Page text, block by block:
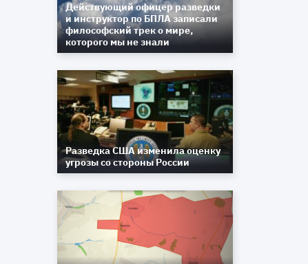
Действующий офицер разведки
и инструктор по БПЛА записали
философский трек о мире,
которого мы не знали
Разведка США изменила оценку
угрозы со стороны России